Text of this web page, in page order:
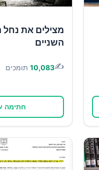
מצילים את
השניים
✍️
10,083 תומכים
חתימה